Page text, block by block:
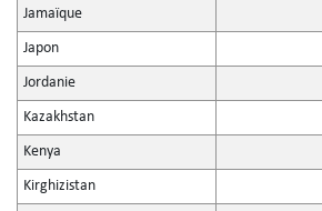
Jamaïque
Japon
Jordanie
Kazakhstan
Kenya
Kirghizistan